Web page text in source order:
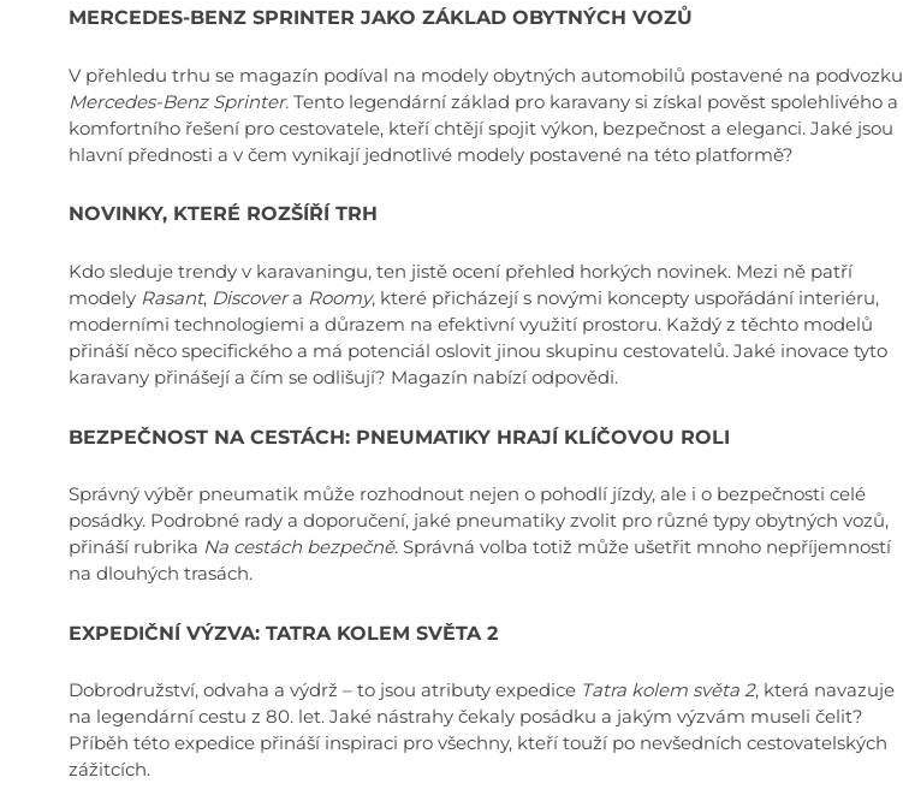
MERCEDES-BENZ SPRINTER JAKO ZÁKLAD OBYTNÝCH VOZŮ
V přehledu trhu se magazín podíval na modely obytných automobilů postavené na podvozku
Mercedes-Benz Sprinter. Tento legendární základ pro karavany si získal pověst spolehlivého a
komfortního řešení pro cestovatele, kteří chtějí spojit výkon, bezpečnost a eleganci. Jaké jsou
hlavní přednosti a v čem vynikají jednotlivé modely postavené na této platformě?
NOVINKY, KTERÉ ROZŠÍŘÍ TRH
Kdo sleduje trendy v karavaningu, ten jistě ocení přehled horkých novinek. Mezi ně patří
modely Rasant, Discovera Roomy, které přicházejí s novými koncepty uspořádání interiéru,
moderními technologiemi a důrazem na efektivní využití prostoru. Každý z těchto modelů
přináší něco specifického a má potenciál oslovit jinou skupinu cestovatelů. Jaké inovace tyto
karavany přinášejí a čím se odlišují? Magazín nabízí odpovědi.
BEZPEČNOST NA CESTÁCH: PNEUMATIKY HRAJÍ KLÍČOVOU ROLI
Správný výběr pneumatik může rozhodnout nejen o pohodlí jízdy, ale i o bezpečnosti celé
posádky. Podrobné rady a doporučení, jaké pneumatiky zvolit pro různé typy obytných vozů,
přináší rubrika Na cestách bezpečně. Správná volba totiž může ušetřit mnoho nepříjemností
na dlouhých trasách.
EXPEDIČNÍ VÝZVA: TATRA KOLEM SVĚTA 2
Dobrodružství, odvaha a výdrž – to jsou atributy expedice Tatra kolem světa 2, která navazuje
na legendární cestu z 80. let. Jaké nástrahy čekaly posádku a jakým výzvám museli čelit?
Příběh této expedice přináší inspiraci pro všechny, kteří touží po nevšedních cestovatelských
zážitcích.